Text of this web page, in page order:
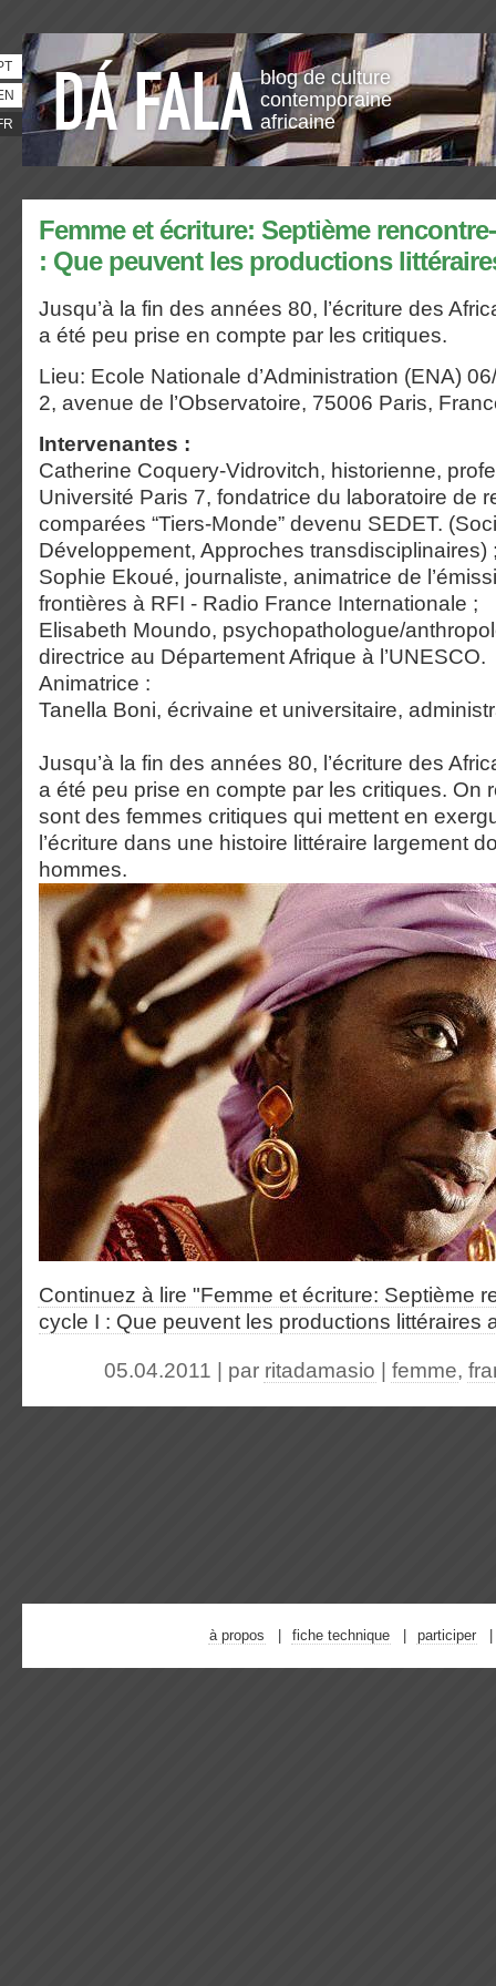
blog de culture
contemporaine
africaine
Femme et écriture: Septième
: Que peuvent les productions
Jusqu’à la fin des années 80, l’écriture des
a été peu prise en compte par les critiques.
Lieu: Ecole Nationale d’Administration (ENA)
2, avenue de l’Observatoire, 75006 Paris,
Intervenantes :
Catherine Coquery-Vidrovitch, historienne,
Université Paris 7, fondatrice du laboratoire de
comparées “Tiers-Monde” devenu SEDET.
Développement, Approches transdisciplinaires)
Sophie Ekoué, journaliste, animatrice de
frontières à RFI - Radio France Internationale ;
Elisabeth Moundo, psychopathologue/
directrice au Département Afrique à l’UNESCO.
Animatrice :
Tanella Boni, écrivaine et universitaire,
Jusqu’à la fin des années 80, l’écriture des
a été peu prise en compte par les critiques. On
sont des femmes critiques qui mettent en
l’écriture dans une histoire littéraire largement
hommes.
Continuez à lire "Femme et écriture: Septième
cycle I : Que peuvent les productions littéraires
05.04.2011 | par ritadamasio femme,
à propos fiche technique participer